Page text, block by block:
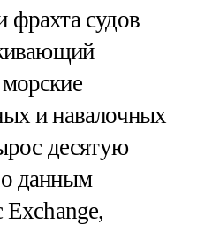
фрахта судов
и навалочных
десятую
данным